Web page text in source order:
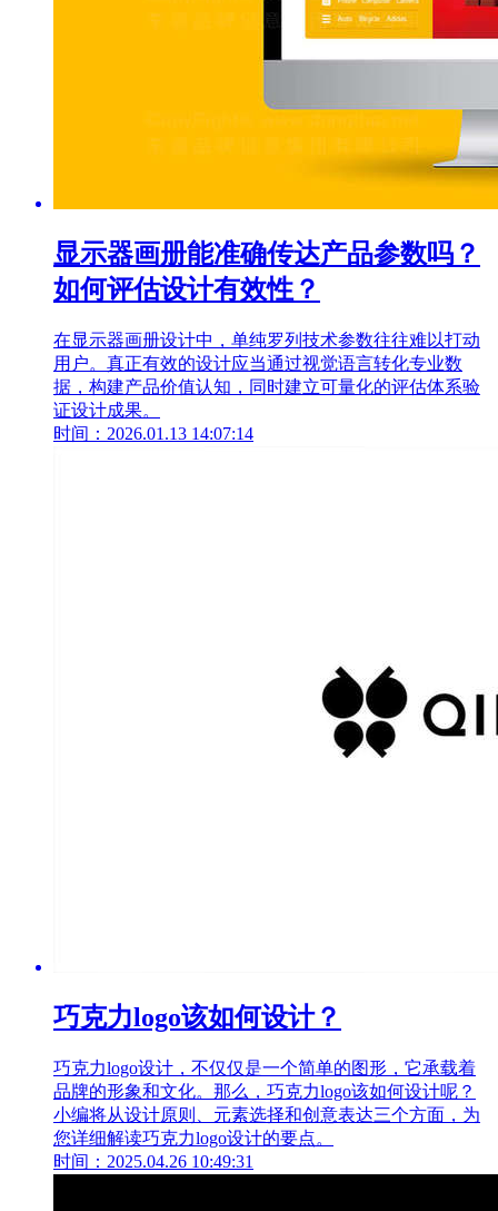
显示器画册能准确传达产品参数吗？
如何评估设计有效性？
在显示器画册设计中，单纯罗列技术参数往往难以打动
用户。真正有效的设计应当通过视觉语言转化专业数
据，构建产品价值认知，同时建立可量化的评估体系验
证设计成果。
时间：2026.01.13 14:07:14
巧克力logo该如何设计？
巧克力logo设计，不仅仅是一个简单的图形，它承载着
品牌的形象和文化。那么，巧克力logo该如何设计呢？
小编将从设计原则、元素选择和创意表达三个方面，为
您详细解读巧克力logo设计的要点。
时间：2025.04.26 10:49:31